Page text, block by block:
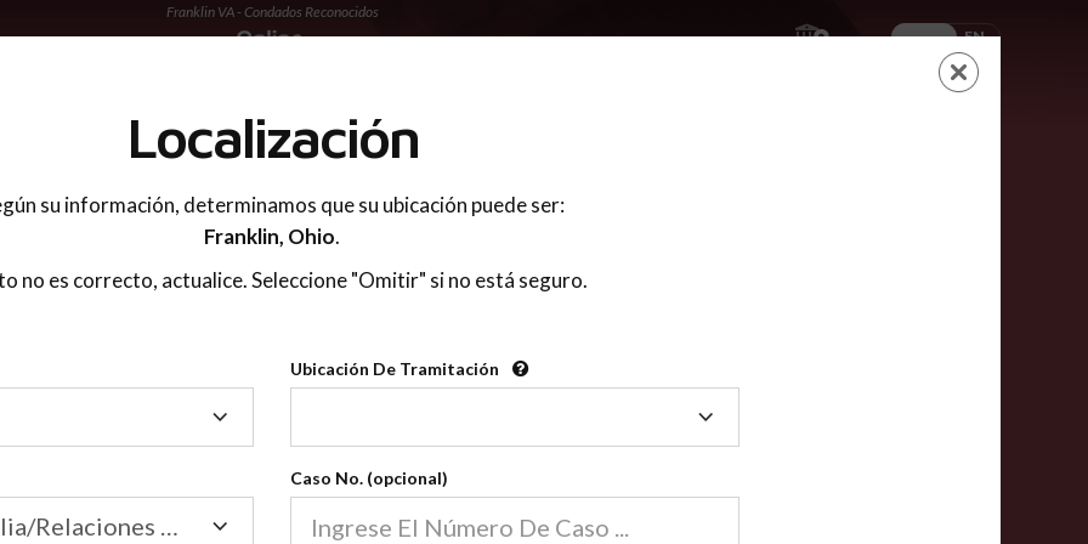
Franklin VA - Condados Reconocidos
ES EN
LOGIN
Condados Reconocidos
2600
Condados
Nuestras clases de crianza compartida en línea están acreditadas en más de
2600 condados.
Las clases para padres en línea cumplen la mayoría de las normas nacionales
Localización
su información, determinamos que su ubicación puede ser:
Franklin, Ohio.
no es correcto, actualice. Seleccione "Omitir" si no está seguro.
Ubicación De Tramitación
Tramitación
Tribunal de Familia/Relaciones Domésticas
Caso No. (opcional)